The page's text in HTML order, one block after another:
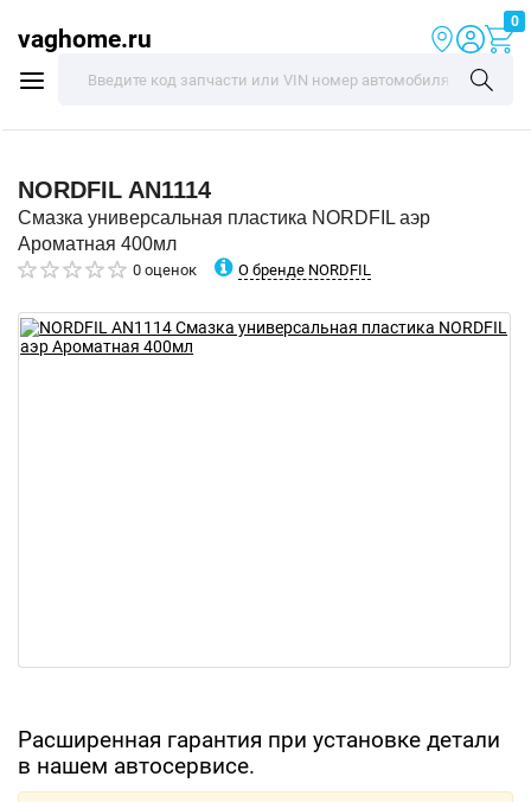
vaghome.ru
0
NORDFIL AN1114
Смазка универсальная пластика NORDFIL аэр
Ароматная 400мл
0 оценок О бренде NORDFIL
Расширенная гарантия при установке детали
в нашем автосервисе.